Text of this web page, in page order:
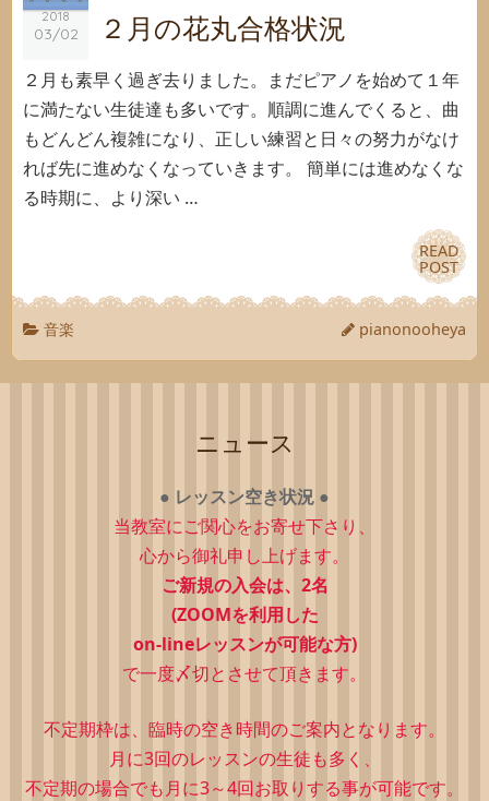
2018
03/02
2018
03/02 ２月の花丸合格状況
２月も素早く過ぎ去りました。まだピアノを始めて１年
に満たない生徒達も多いです。順調に進んでくると、曲
もどんどん複雑になり、正しい練習と日々の努力がなけ
れば先に進めなくなっていきます。 簡単には進めなくな
る時期に、より深い …
READ
POST
READ
POST
音楽 pianonooheya
ニュース
● レッスン空き状況 ●
当教室にご関心をお寄せ下さり、
心から御礼申し上げます。
ご新規の入会は、2名
(ZOOMを利用した
on-lineレッスンが可能な方)
で一度〆切とさせて頂きます。
不定期枠は、 臨時の空き時間のご案内となります。
月に3回のレッスンの生徒も多く、
不定期の場合でも月に3～4回お取りする事が可能です。